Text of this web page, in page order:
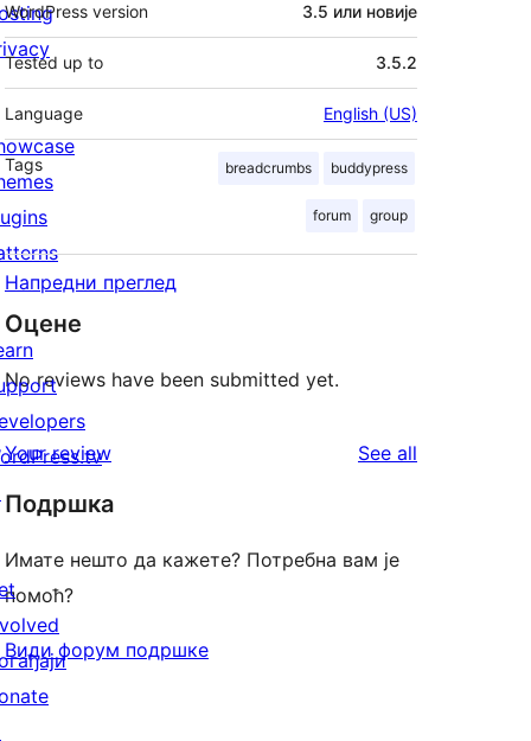
WordPress version 3.5 или новије
Tested up to 3.5.2
Language English (US)
Tags breadcrumbs buddypress
forum group
Напредни преглед
Оцене
No reviews have been submitted yet.
Your review See all
Подршка
Имате нешто да кажете? Потребна вам је
помоћ?
Види форум подршке